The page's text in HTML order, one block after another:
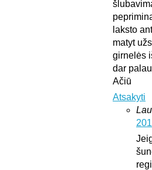
laksto
matyt
girnelės
dar
Ačiū
Atsakyti